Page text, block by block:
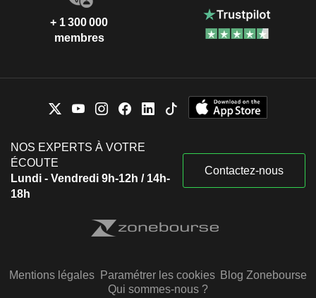
+ 1 300 000
membres
NOS EXPERTS À VOTRE
ÉCOUTE
Lundi - Vendredi 9h-12h / 14h-
18h
Contactez-nous
Mentions légales Paramétrer les cookies Blog Zonebourse
Qui sommes-nous ?